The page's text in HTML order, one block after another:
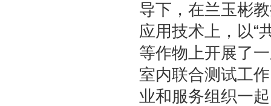
导下，在兰玉彬
应用技术上，以“
等作物上开展了
室内联合测试工
业和服务组织一